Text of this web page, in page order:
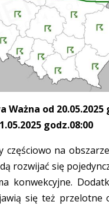
Ważna od 20.05.2025
godz.08:00
częściowo na
rozwijać się
konwekcyjne.
się też przelotne